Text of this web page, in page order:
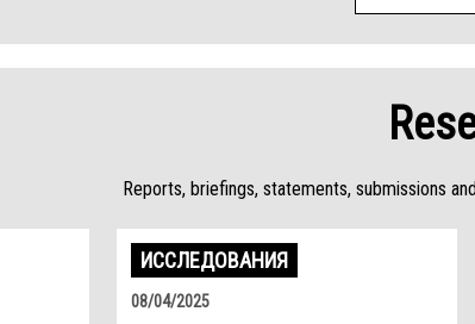
Reports, briefings, statements, submissions
ИССЛЕДОВАНИЯ
08/04/2025